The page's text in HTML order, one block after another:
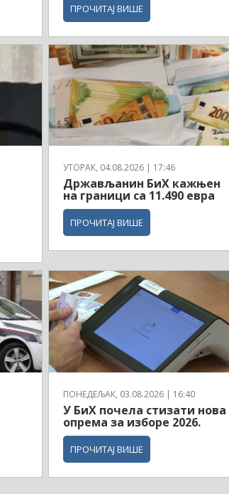
ПРОЧИТАЈ ВИШЕ
УТОРАК, 04.08.2026 | 17:46
Држављанин БиХ кажњен
на граници са 11.490 евра
ПРОЧИТАЈ ВИШЕ
ПОНЕДЕЉАК, 03.08.2026 | 16:40
У БиХ почела стизати нова
опрема за изборе 2026.
ПРОЧИТАЈ ВИШЕ